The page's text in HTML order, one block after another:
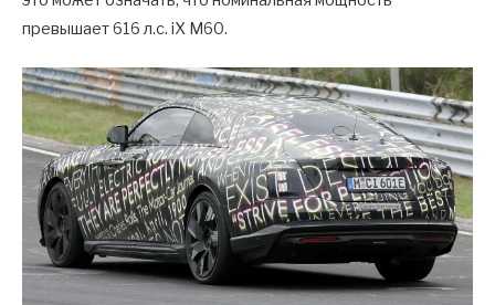
превышает 616 л.с. iX M60.